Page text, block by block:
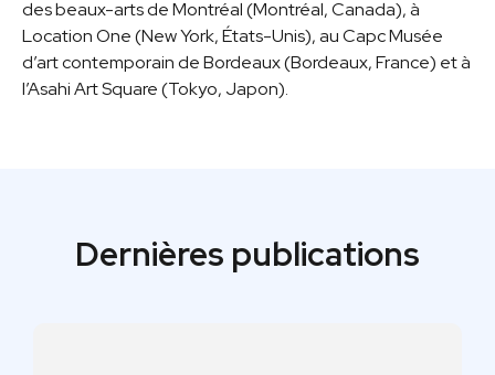
des beaux-arts de Montréal (Montréal, Canada), à
Location One (New York, États-Unis), au Capc Musée
d’art contemporain de Bordeaux (Bordeaux, France) et à
l’Asahi Art Square (Tokyo, Japon).
Dernières publications